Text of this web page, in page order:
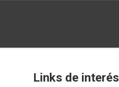
Links de interés